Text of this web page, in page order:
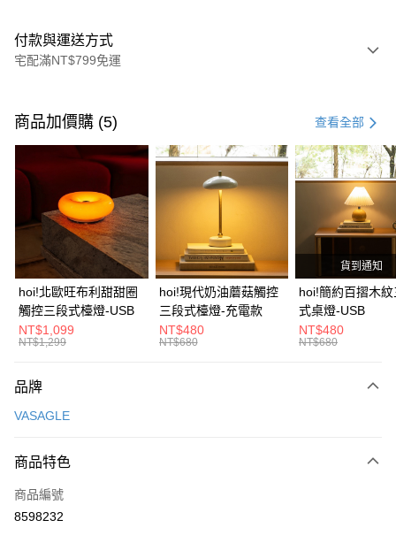
付款與運送方式
宅配滿NT$799免運
信用卡一次付款
信用卡分期付款
3 期 0 利率 每期 21家銀行
合作金庫商業銀行
第一商業銀行
華南商業銀行
彰化商業銀行
上海商業儲蓄銀行
台北富邦商業銀行
國泰世華商業銀行
兆豐國際商業銀行
臺灣中小企業銀行
台中商業銀行
匯豐（台灣）商業銀行
華泰商業銀行
聯邦商業銀行
遠東國際商業銀行
元大商業銀行
台灣樂天信用卡公司
6 期 0 利率 每期NT$99 21家銀行
合作金庫商業銀行
第一商業銀行
華南商業銀行
彰化商業銀行
上海商業儲蓄銀行
台北富邦商業銀行
國泰世華商業銀行
兆豐國際商業銀行
臺灣中小企業銀行
台中商業銀行
匯豐（台灣）商業銀行
聯邦商業銀行
玉山商業銀行
台灣樂天信用卡公司
LINE Pay
Apple Pay
街口支付
AFTEE先享後付
【關於「AFTEE先享後付」】
AFTEE先享後付是「在收到商品之後才付款」的支付方式。 讓您購物簡單
便利好安心！
３．安心：先確認商品／服務後，再付款。
【「AFTEE先享後付」結帳流程】
結帳頁面，進行簡訊認證並確認金額後，即可完成結帳。
每筆NT$99，滿NT$799(含以上)免運費
商品加價購 (5) 查看全部
hoi!北歐旺布利甜甜圈
觸控三段式檯燈-USB
NT$1,099
NT$1,299
hoi!現代奶油蘑菇觸控
三段式檯燈-充電款
NT$480
NT$680
貨到通知
hoi!簡約百摺木
式桌燈-USB
NT$480
NT$680
品牌
VASAGLE
商品特色
商品編號
8598232